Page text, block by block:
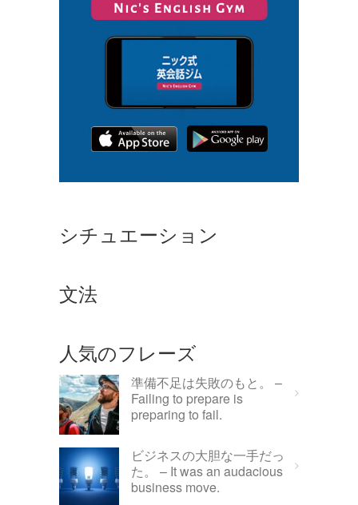
シチュエーション
文法
人気のフレーズ
準備不足は失敗のもと。 –
Failing to prepare is
preparing to fail.
ビジネスの大胆な一手だっ
た。 – It was an audacious
business move.